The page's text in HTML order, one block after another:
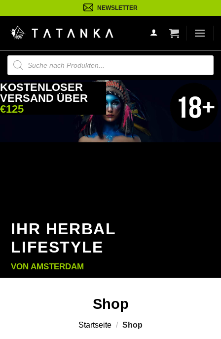
Inhalt
springen
NEWSLETTER
Suche
nach
Produkten
IHR HERBAL
LIFESTYLE
VON AMSTERDAM
KOSTENLOSER
VERSAND ÜBER
€125
Shop
Startseite / Shop